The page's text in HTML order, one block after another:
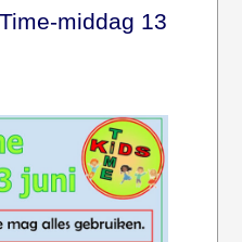
middag 13